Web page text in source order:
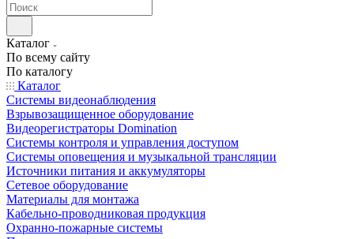
Каталог
По всему сайту
По каталогу
Каталог
Системы видеонаблюдения
Взрывозащищенное оборудование
Видеорегистраторы Domination
Системы контроля и управления доступом
Системы оповещения и музыкальной трансляции
Источники питания и аккумуляторы
Сетевое оборудование
Материалы для монтажа
Кабельно-проводниковая продукция
Охранно-пожарные системы